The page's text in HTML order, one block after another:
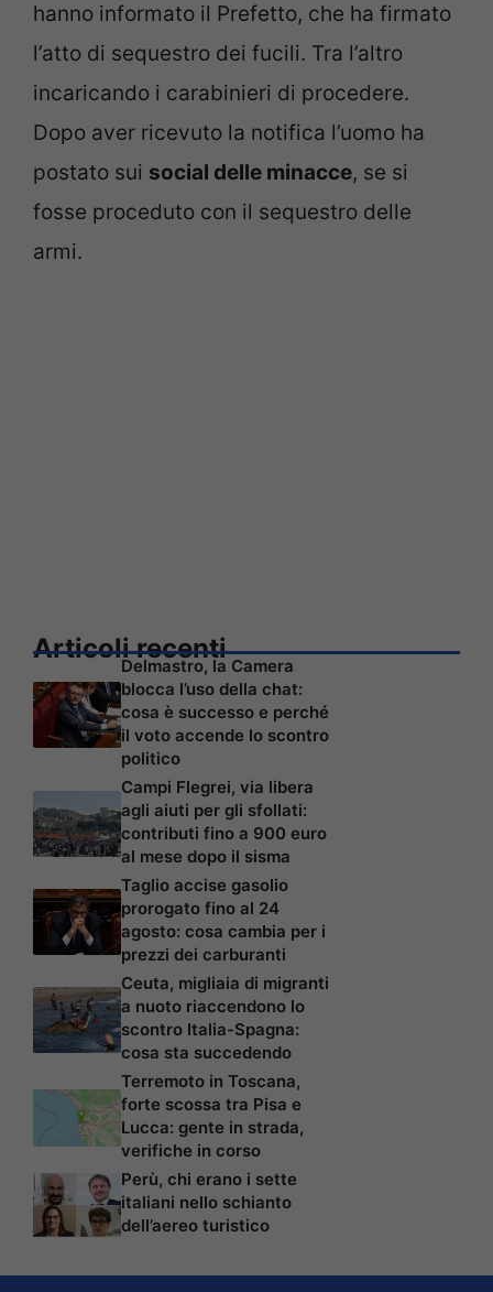
hanno informato il Prefetto, che ha firmato
l’atto di sequestro dei fucili. Tra l’altro
incaricando i carabinieri di procedere.
Dopo aver ricevuto la notifica l’uomo ha
postato sui social delle minacce, se si
fosse proceduto con il sequestro delle
armi.
Articoli recenti
Delmastro, la Camera
blocca l’uso della chat:
cosa è successo e perché
il voto accende lo scontro
politico
Campi Flegrei, via libera
agli aiuti per gli sfollati:
contributi fino a 900 euro
al mese dopo il sisma
Taglio accise gasolio
prorogato fino al 24
agosto: cosa cambia per i
prezzi dei carburanti
Ceuta, migliaia di migranti
a nuoto riaccendono lo
scontro Italia-Spagna:
cosa sta succedendo
Terremoto in Toscana,
forte scossa tra Pisa e
Lucca: gente in strada,
verifiche in corso
Perù, chi erano i sette
italiani nello schianto
dell’aereo turistico